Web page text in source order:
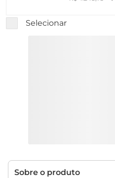
Selecionar
Sobre o produto